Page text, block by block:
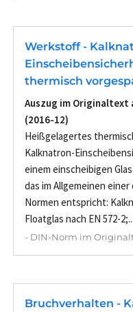
Werkstoff -
thermisch
Auszug im Originaltext
(2016-12)
Heißgelagertes
Kalknatron-
einem einscheibigen
das im Allgemeinen
Normen entspricht:
Floatglas nach EN 572-2;...
- DIN-Norm im
Bruchverhalten -